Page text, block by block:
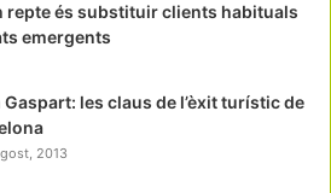
repte és substituir clients habituals
emergents
Gaspart: les claus de l’èxit turístic de
2013